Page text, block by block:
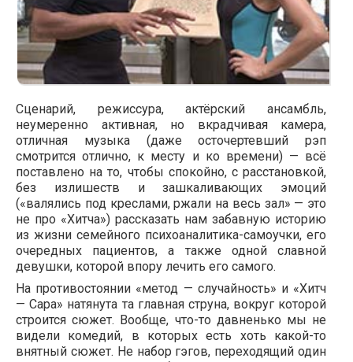
Сценарий, режиссура, актёрский ансамбль,
неумеренно активная, но вкрадчивая камера,
отличная музыка (даже осточертевший рэп
смотрится отлично, к месту и ко времени) — всё
поставлено на то, чтобы спокойно, с расстановкой,
без излишеств и зашкаливающих эмоций
(«валялись под креслами, ржали на весь зал» — это
не про «Хитча») рассказать нам забавную историю
из жизни семейного психоаналитика-самоучки, его
очередных пациентов, а также одной славной
девушки, которой впору лечить его самого.
На противостоянии «метод — случайность» и «Хитч
— Сара» натянута та главная струна, вокруг которой
строится сюжет. Вообще, что-то давненько мы не
видели комедий, в которых есть хоть какой-то
внятный сюжет. Не набор гэгов, переходящий один